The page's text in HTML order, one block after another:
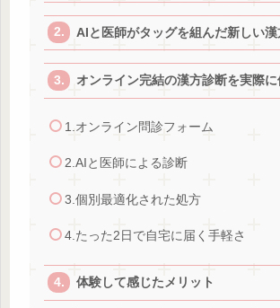
AIと医師がタッグを組んだ新しい
オンライン完結の漢方診断を実際
1.オンライン問診フォーム
2.AIと医師による診断
3.個別最適化された処方
4.たった2日で自宅に届く手軽さ
体験して感じたメリット